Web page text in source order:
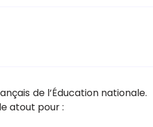
de l’Éducation nationale.
atout pour :